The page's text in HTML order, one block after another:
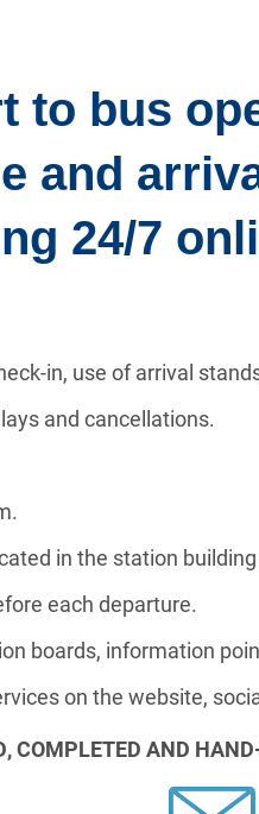
to bus
and
24/7
in, use of arrival
and cancellations.
in the station
each departure.
boards, information
on the website,
COMPLETED AND